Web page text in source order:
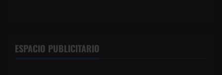
ESPACIO PUBLICITARIO